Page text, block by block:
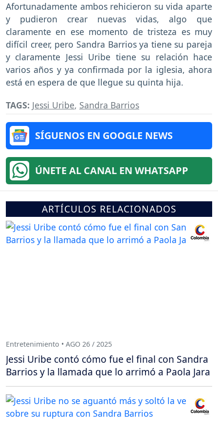
Afortunadamente ambos rehicieron su vida aparte
y pudieron crear nuevas vidas, algo que
claramente en ese momento de tristeza es muy
difícil creer, pero Sandra Barrios ya tiene su pareja
y claramente Jessi Uribe tiene su relación hace
varios años y ya confirmada por la iglesia, ahora
está en espera de que llegue su quinta hija.
TAGS: Jessi Uribe, Sandra Barrios
SÍGUENOS EN GOOGLE NEWS
ÚNETE AL CANAL EN WHATSAPP
ARTÍCULOS RELACIONADOS
Entretenimiento • AGO 26 / 2025
Jessi Uribe contó cómo fue el final con Sandra
Barrios y la llamada que lo arrimó a Paola Jara